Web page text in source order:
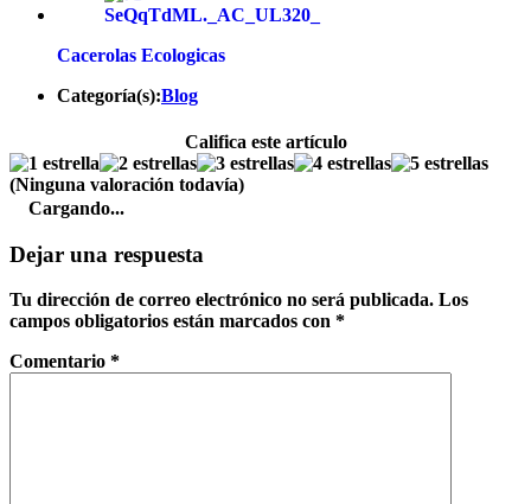
Cacerolas Ecologicas
Categoría(s):Blog
Califica este artículo
(Ninguna valoración todavía)
Cargando...
Dejar una respuesta
Tu dirección de correo electrónico no será publicada. Los
campos obligatorios están marcados con *
Comentario *